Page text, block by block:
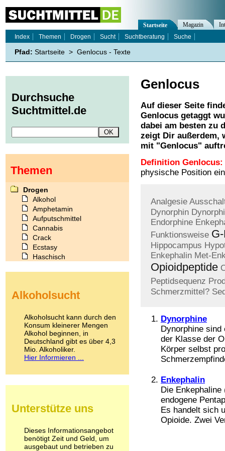
Genlocus
Auf dieser Seite
Genlocus getaggt
dabei am besten zu
zeigt Dir außerdem,
mit "Genlocus"
Definition Genlocus:
physische Position
Analgesie
Dynorphin
Endorphine
Funktionsweise
Hippocampus
Enkephalin Met-
Opioidpeptide
Peptidsequenz
Schmerzmittel?
Dynorphine
Dynorphine sind
der Klasse der
Körper selbst
Enkephalin
Die
endogene
Es handelt sich
Opioide. Zwei
Startseite Magazin
Index
Themen Drogen Sucht Suchtberatung Suche
Pfad: Startseite > Genlocus - Texte
Durchsuche
Suchtmittel.de
Themen
Drogen
Alkohol
Amphetamin
Aufputschmittel
Cannabis
Crack
Ecstasy
Haschisch
Kokain
LSD
Marihuana
Medikamente
Meskalin
Metamphetamin
Methadon
Pilze
Psychopharmaka
Schlafmittel
Schmerzmittel
Alkoholsucht
Alkoholsucht kann durch den
Konsum kleinerer Mengen
Alkohol beginnen, in
Deutschland gibt es über 4,3
Mio. Alkoholiker.
Hier Informieren ...
Unterstütze uns
Dieses Informationsangebot
benötigt Zeit und Geld, um
ausgebaut und betrieben zu